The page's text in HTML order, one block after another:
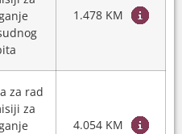
1.478 KM
za rad
za
4.054 KM